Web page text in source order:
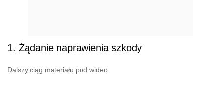
1. Żądanie naprawienia szkody
Dalszy ciąg materiału pod wideo